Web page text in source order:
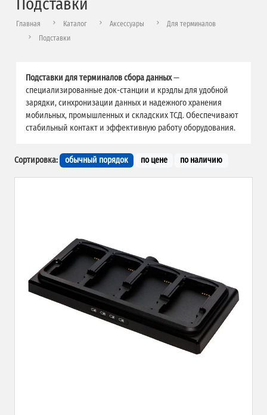
Подставки
Главная Каталог Аксессуары
Для терминалов
Подставки
Подставки для терминалов сбора данных—
специализированные док-станции и крэдлы для удобной
зарядки, синхронизации данных и надежного хранения
мобильных, промышленных и складских ТСД. Обеспечивают
стабильный контакт и эффективную работу оборудования.
Сортировка: обычный порядок по цене по наличию